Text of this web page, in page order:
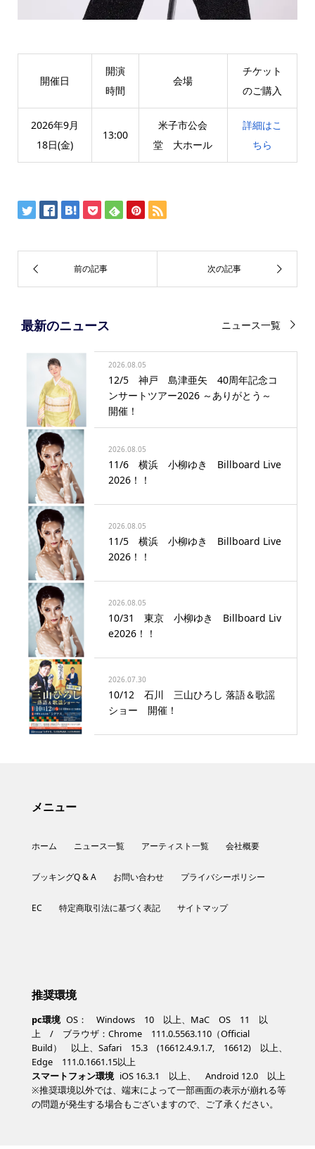
開催日
開演
時間
会場
チケット
のご購入
2026年9月
18日(金)
13:00
米子市公会
堂 大ホール
詳細はこ
ちら
最新のニュース ニュース一覧
2026.08.05
12/5 神戸 島津亜矢 40周年記念コ
ンサートツアー2026 ～ありがとう～
開催！
2026.08.05
11/6 横浜 小柳ゆき Billboard Live
2026！！
2026.08.05
11/5 横浜 小柳ゆき Billboard Live
2026！！
2026.08.05
10/31 東京 小柳ゆき Billboard Liv
e2026！！
2026.07.30
10/12 石川 三山ひろし 落語＆歌謡
ショー 開催！
メニュー
ホーム ニュース一覧 アーティスト一覧 会社概要
ブッキングQ & A お問い合わせ プライバシーポリシー
EC 特定商取引法に基づく表記 サイトマップ
推奨環境
pc環境 OS： Windows 10 以上、MaC OS 11 以
上 / ブラウザ：Chrome 111.0.5563.110（Official
Build） 以上、Safari 15.3 (16612.4.9.1.7, 16612) 以上、
Edge 111.0.1661.15以上
スマートフォン環境 iOS 16.3.1 以上、 Android 12.0 以上
※推奨環境以外では、端末によって一部画面の表示が崩れる等
の問題が発生する場合もございますので、ご了承ください。